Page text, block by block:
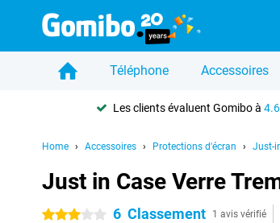
Téléphone Accessoires
Les clients évaluent Gomibo à
Home Accessoires Protections d'écran Just-
Just in Case Verre
3 étoiles6 Classement 1 avis vérifié